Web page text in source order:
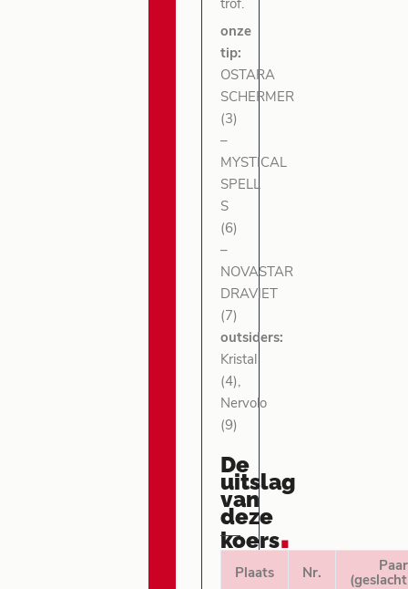
trof.
onze
tip:
OSTARA
SCHERMER
(3)
–
MYSTICAL
SPELL
S
(6)
–
NOVASTAR
DRAVIET
(7)
outsiders:
Kristal
(4),
Nervolo
(9)
De
uitslag
van
deze
koers.
Plaats Nr.